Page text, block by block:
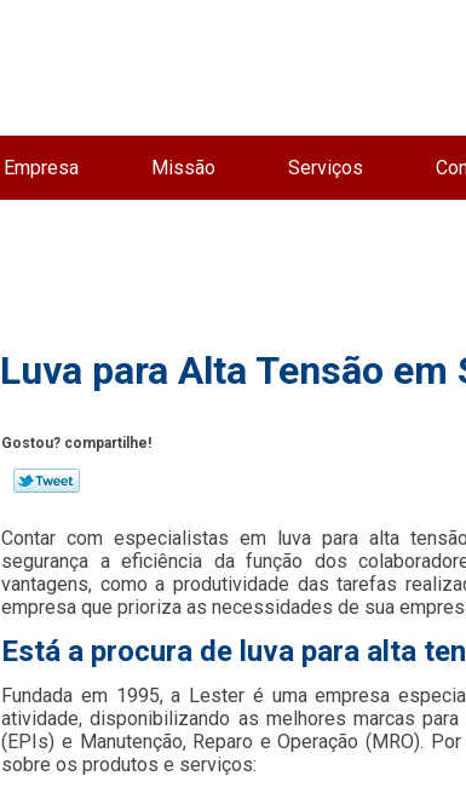
Empresa Missão Serviços
Luva para Alta Tensão em
Gostou? compartilhe!
Contar com especialistas em luva para alta
segurança a eficiência da função dos
vantagens, como a produtividade das tarefas
empresa que prioriza as necessidades de sua
Está a procura de luva para alta
Fundada em 1995, a Lester é uma empresa
atividade, disponibilizando as melhores marcas
(EPIs) e Manutenção, Reparo e Operação (MRO).
sobre os produtos e serviços: